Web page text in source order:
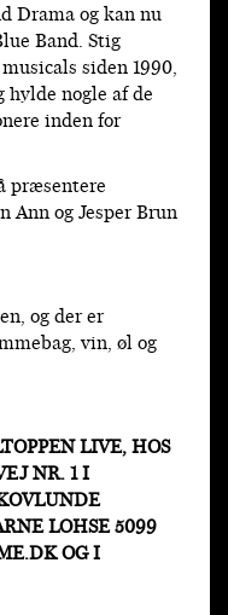
Drama og kan nu
Band. Stig
siden 1990,
nogle af de
inden for
præsentere
Ann og Jesper Brun
og der er
vin, øl og
LIVE, HOS
NR. 1 I
LOHSE 5099
OG I